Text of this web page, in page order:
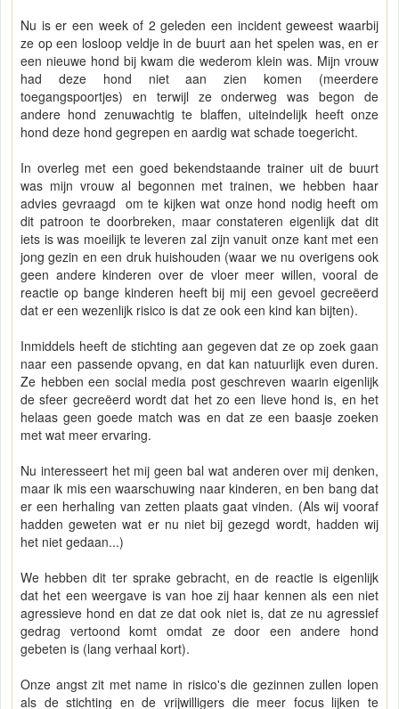
Nu is er een week of 2 geleden een incident geweest waarbij
ze op een losloop veldje in de buurt aan het spelen was, en er
een nieuwe hond bij kwam die wederom klein was. Mijn vrouw
had deze hond niet aan zien komen (meerdere
toegangspoortjes) en terwijl ze onderweg was begon de
andere hond zenuwachtig te blaffen, uiteindelijk heeft onze
hond deze hond gegrepen en aardig wat schade toegericht.
In overleg met een goed bekendstaande trainer uit de buurt
was mijn vrouw al begonnen met trainen, we hebben haar
advies gevraagd om te kijken wat onze hond nodig heeft om
dit patroon te doorbreken, maar constateren eigenlijk dat dit
iets is was moeilijk te leveren zal zijn vanuit onze kant met een
jong gezin en een druk huishouden (waar we nu overigens ook
geen andere kinderen over de vloer meer willen, vooral de
reactie op bange kinderen heeft bij mij een gevoel gecreëerd
dat er een wezenlijk risico is dat ze ook een kind kan bijten).
Inmiddels heeft de stichting aan gegeven dat ze op zoek gaan
naar een passende opvang, en dat kan natuurlijk even duren.
Ze hebben een social media post geschreven waarin eigenlijk
de sfeer gecreëerd wordt dat het zo een lieve hond is, en het
helaas geen goede match was en dat ze een baasje zoeken
met wat meer ervaring.
Nu interesseert het mij geen bal wat anderen over mij denken,
maar ik mis een waarschuwing naar kinderen, en ben bang dat
er een herhaling van zetten plaats gaat vinden. (Als wij vooraf
hadden geweten wat er nu niet bij gezegd wordt, hadden wij
het niet gedaan...)
We hebben dit ter sprake gebracht, en de reactie is eigenlijk
dat het een weergave is van hoe zij haar kennen als een niet
agressieve hond en dat ze dat ook niet is, dat ze nu agressief
gedrag vertoond komt omdat ze door een andere hond
gebeten is (lang verhaal kort).
Onze angst zit met name in risico's die gezinnen zullen lopen
als de stichting en de vrijwilligers die meer focus lijken te